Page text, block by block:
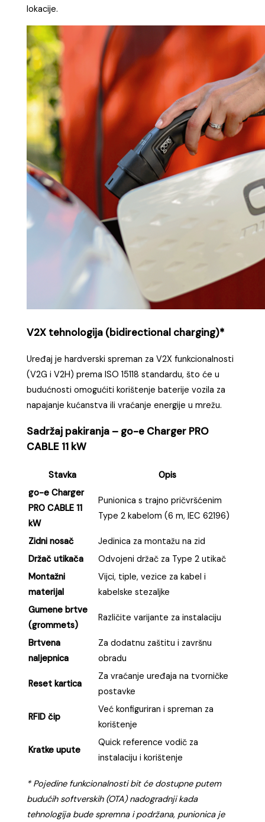
lokacije.
V2X tehnologija (bidirectional charging)*
Uređaj je hardverski spreman za V2X funkcionalnosti
(V2G i V2H) prema ISO 15118 standardu, što će u
budućnosti omogućiti korištenje baterije vozila za
napajanje kućanstva ili vraćanje energije u mrežu.
Sadržaj pakiranja – go-e Charger PRO
CABLE 11 kW
Stavka
Opis
go-e Charger
PRO CABLE 11
kW
Punionica s trajno pričvršćenim
Type 2 kabelom (6 m, IEC 62196)
Zidni nosač
Jedinica za montažu na zid
Držač utikača
Odvojeni držač za Type 2 utikač
Montažni
materijal
Vijci, tiple, vezice za kabel i
kabelske stezaljke
Gumene brtve
(grommets)
Različite varijante za instalaciju
Brtvena
naljepnica
Za dodatnu zaštitu i završnu
obradu
Reset kartica
Za vraćanje uređaja na tvorničke
postavke
RFID čip
Već konfiguriran i spreman za
korištenje
Kratke upute
Quick reference vodič za
instalaciju i korištenje
* Pojedine funkcionalnosti bit će dostupne putem
budućih softverskih (OTA) nadogradnji kada
tehnologija bude spremna i podržana, punionica je